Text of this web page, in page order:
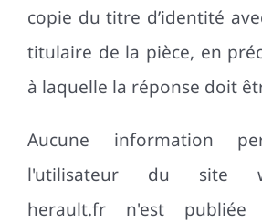
copie du titre d’identité
titulaire de la pièce, en
à laquelle la réponse doit
Aucune information
l'utilisateur du site
herault.fr n'est